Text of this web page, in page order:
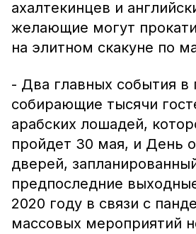
ахалтекинцев и
желающие могут
на элитном скакуне по
- Два главных события в
собирающие тысячи
арабских лошадей,
пройдет 30 мая, и День
дверей,
предпоследние
2020 году в связи с
массовых мероприятий